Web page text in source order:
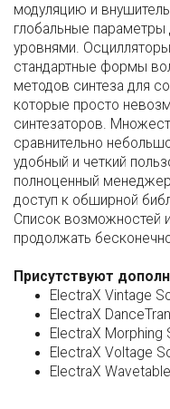
модуляцию и
глобальные
уровнями.
стандартные формы
методов синтеза для
которые просто
синтезаторов.
сравнительно
удобный и четкий
полноценный
доступ к обширной
Список возможностей
продолжать
Присутствуют
ElectraX Vintage
ElectraX
ElectraX Morphing
ElectraX Voltage
ElectraX